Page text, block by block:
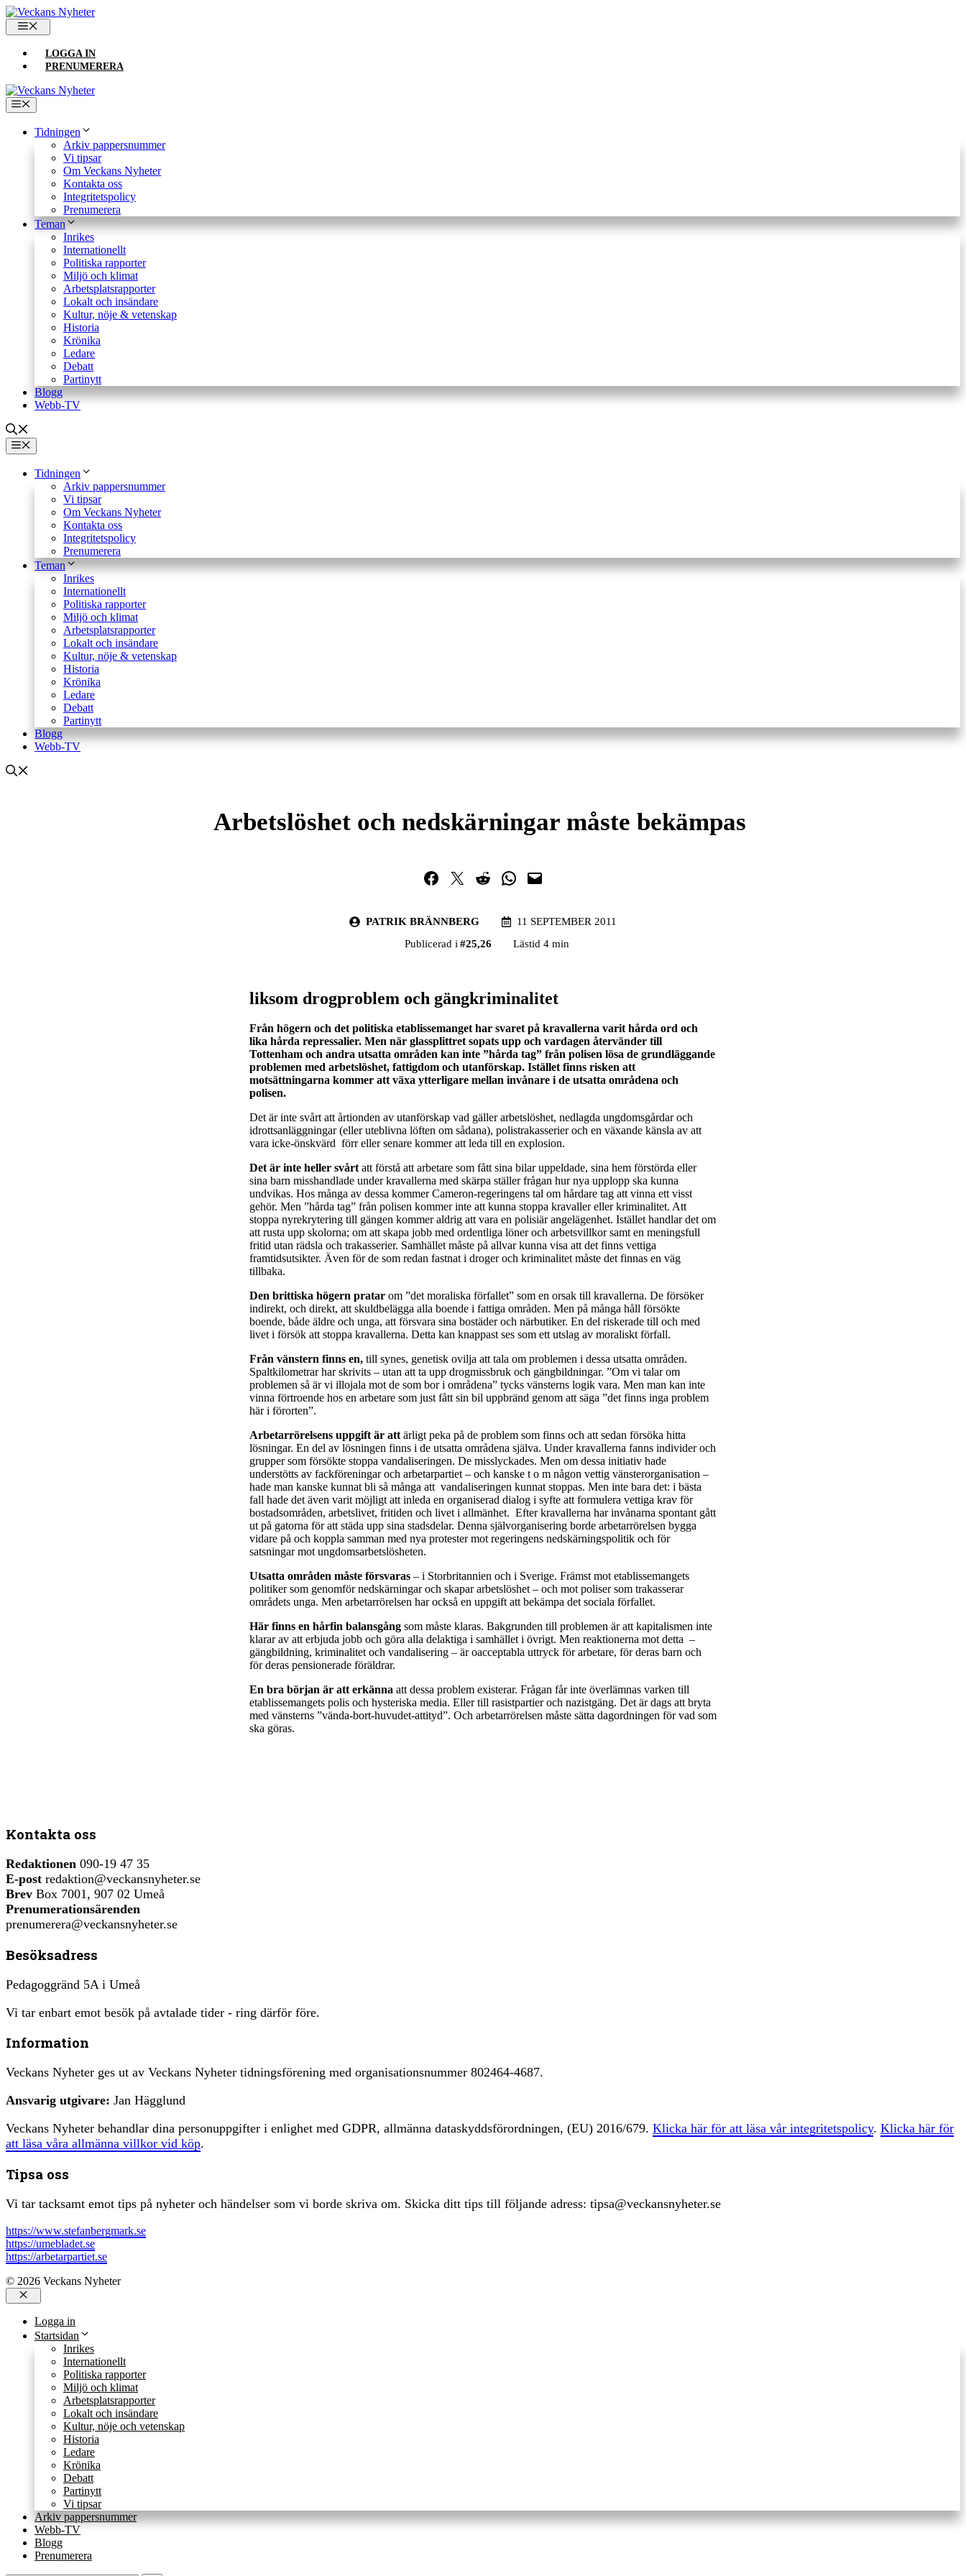
Hoppa
till
innehåll
LOGGA IN
PRENUMERERA
Meny
Tidningen
Arkiv pappersnummer
Vi tipsar
Om Veckans Nyheter
Kontakta oss
Integritetspolicy
Prenumerera
Teman
Inrikes
Internationellt
Politiska rapporter
Miljö och klimat
Arbetsplatsrapporter
Lokalt och insändare
Kultur, nöje & vetenskap
Historia
Krönika
Ledare
Debatt
Partinytt
Blogg
Webb-TV
Meny
Tidningen
Arkiv pappersnummer
Vi tipsar
Om Veckans Nyheter
Kontakta oss
Integritetspolicy
Prenumerera
Teman
Inrikes
Internationellt
Politiska rapporter
Miljö och klimat
Arbetsplatsrapporter
Lokalt och insändare
Kultur, nöje & vetenskap
Historia
Krönika
Ledare
Debatt
Partinytt
Blogg
Webb-TV
Arbetslöshet och nedskärningar måste bekämpas
Dela på Facebook
Dela på TwitterDela på RedditDela i WhatsApp
Maila en länk
PATRIK BRÄNNBERG
11 SEPTEMBER 2011
Publicerad i #25,26 Lästid 4 min
liksom drogproblem och gängkriminalitet
Från högern och det politiska etablissemanget har svaret på kravallerna varit hårda ord och
lika hårda repressalier. Men när glassplittret sopats upp och vardagen återvänder till
Tottenham och andra utsatta områden kan inte ”hårda tag” från polisen lösa de grundläggande
problemen med arbetslöshet, fattigdom och utanförskap. Istället finns risken att
motsättningarna kommer att växa ytterligare mellan invånare i de utsatta områdena och
polisen.
Det är inte svårt att årtionden av utanförskap vad gäller arbetslöshet, nedlagda ungdomsgårdar och
idrottsanläggningar (eller uteblivna löften om sådana), polistrakasserier och en växande känsla av att
vara icke-önskvärd förr eller senare kommer att leda till en explosion.
Det är inte heller svårtatt förstå att arbetare som fått sina bilar uppeldade, sina hem förstörda eller
sina barn misshandlade under kravallerna med skärpa ställer frågan hur nya upplopp ska kunna
undvikas. Hos många av dessa kommer Cameron-regeringens tal om hårdare tag att vinna ett visst
gehör. Men ”hårda tag” från polisen kommer inte att kunna stoppa kravaller eller kriminalitet. Att
stoppa nyrekrytering till gängen kommer aldrig att vara en polisiär angelägenhet. Istället handlar det om
att rusta upp skolorna; om att skapa jobb med ordentliga löner och arbetsvillkor samt en meningsfull
fritid utan rädsla och trakasserier. Samhället måste på allvar kunna visa att det finns vettiga
framtidsutsikter. Även för de som redan fastnat i droger och kriminalitet måste det finnas en väg
tillbaka.
Den brittiska högern pratar om ”det moraliska förfallet” som en orsak till kravallerna. De försöker
indirekt, och direkt, att skuldbelägga alla boende i fattiga områden. Men på många håll försökte
boende, både äldre och unga, att försvara sina bostäder och närbutiker. En del riskerade till och med
livet i försök att stoppa kravallerna. Detta kan knappast ses som ett utslag av moraliskt förfall.
Från vänstern finns en, till synes, genetisk ovilja att tala om problemen i dessa utsatta områden.
Spaltkilometrar har skrivits – utan att ta upp drogmissbruk och gängbildningar. ”Om vi talar om
problemen så är vi illojala mot de som bor i områdena” tycks vänsterns logik vara. Men man kan inte
vinna förtroende hos en arbetare som just fått sin bil uppbränd genom att säga ”det finns inga problem
här i förorten”.
Arbetarrörelsens uppgift är attärligt peka på de problem som finns och att sedan försöka hitta
lösningar. En del av lösningen finns i de utsatta områdena själva. Under kravallerna fanns individer och
grupper som försökte stoppa vandaliseringen. De misslyckades. Men om dessa initiativ hade
understötts av fackföreningar och arbetarpartiet – och kanske t o m någon vettig vänsterorganisation –
hade man kanske kunnat bli så många att vandaliseringen kunnat stoppas. Men inte bara det: i bästa
fall hade det även varit möjligt att inleda en organiserad dialog i syfte att formulera vettiga krav för
bostadsområden, arbetslivet, fritiden och livet i allmänhet. Efter kravallerna har invånarna spontant gått
ut på gatorna för att städa upp sina stadsdelar. Denna självorganisering borde arbetarrörelsen bygga
vidare på och koppla samman med nya protester mot regeringens nedskärningspolitik och för
satsningar mot ungdomsarbetslösheten.
Utsatta områden måste försvaras – i Storbritannien och i Sverige. Främst mot etablissemangets
politiker som genomför nedskärningar och skapar arbetslöshet – och mot poliser som trakasserar
områdets unga. Men arbetarrörelsen har också en uppgift att bekämpa det sociala förfallet.
Här finns en hårfin balansgång som måste klaras. Bakgrunden till problemen är att kapitalismen inte
klarar av att erbjuda jobb och göra alla delaktiga i samhället i övrigt. Men reaktionerna mot detta –
gängbildning, kriminalitet och vandalisering – är oacceptabla uttryck för arbetare, för deras barn och
för deras pensionerade föräldrar.
En bra början är att erkänna att dessa problem existerar. Frågan får inte överlämnas varken till
etablissemangets polis och hysteriska media. Eller till rasistpartier och nazistgäng. Det är dags att bryta
med vänsterns ”vända-bort-huvudet-attityd”. Och arbetarrörelsen måste sätta dagordningen för vad som
ska göras.
Kontakta oss
Redaktionen 090-19 47 35
E-post redaktion@veckansnyheter.se
Brev Box 7001, 907 02 Umeå
Prenumerationsärenden
prenumerera@veckansnyheter.se
Besöksadress
Pedagoggränd 5A i Umeå
Vi tar enbart emot besök på avtalade tider - ring därför före.
Information
Veckans Nyheter ges ut av Veckans Nyheter tidningsförening med organisationsnummer 802464-4687.
Ansvarig utgivare: Jan Hägglund
Veckans Nyheter behandlar dina personuppgifter i enlighet med GDPR, allmänna dataskyddsförordningen, (EU) 2016/679. Klicka här för att läsa vår integritetspolicy. Klicka här för
att läsa våra allmänna villkor vid köp.
Tipsa oss
Vi tar tacksamt emot tips på nyheter och händelser som vi borde skriva om. Skicka ditt tips till följande adress: tipsa@veckansnyheter.se
https://www.stefanbergmark.se
https://umebladet.se
https://arbetarpartiet.se
© 2026 Veckans Nyheter
Stäng
Logga in
Startsidan
Inrikes
Internationellt
Politiska rapporter
Miljö och klimat
Arbetsplatsrapporter
Lokalt och insändare
Kultur, nöje och vetenskap
Historia
Ledare
Krönika
Debatt
Partinytt
Vi tipsar
Arkiv pappersnummer
Webb-TV
Blogg
Prenumerera